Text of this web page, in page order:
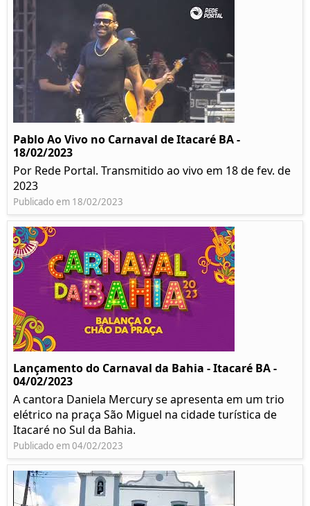
Pablo Ao Vivo no Carnaval de Itacaré BA -
18/02/2023
Por Rede Portal. Transmitido ao vivo em 18 de fev. de
2023
Publicado em 18/02/2023
Lançamento do Carnaval da Bahia - Itacaré BA -
04/02/2023
A cantora Daniela Mercury se apresenta em um trio
elétrico na praça São Miguel na cidade turística de
Itacaré no Sul da Bahia.
Publicado em 04/02/2023